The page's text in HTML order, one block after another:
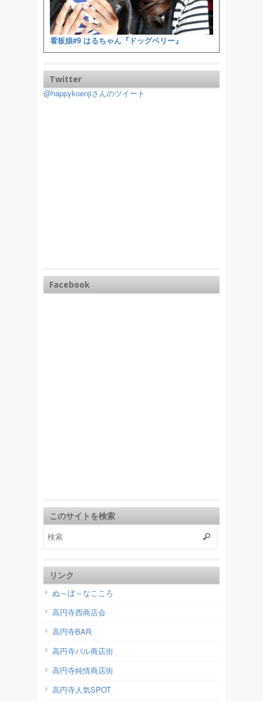
看板娘#9 はるちゃん『ドッグベリー』
Twitter
@happykoenjiさんのツイート
Facebook
このサイトを検索
リンク
ぬ～ぼ～なこころ
高円寺西商店会
高円寺BAR
高円寺パル商店街
高円寺純情商店街
高円寺人気SPOT